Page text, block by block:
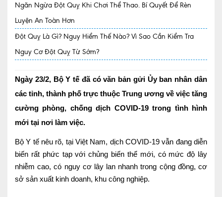
TRANG CHỦ Hồ sơ năng lực phòng khám
TIN TỨC
Tin sự kiện
Báo chí nói về chúng tôi
DỊCH VỤ
Các chuyên khoa tại Phòng khám
Ngăn Ngừa Đột Quỵ Khi Chơi Thể Thao. Bí Quyết Để Rèn
Luyện An Toàn Hơn
Đột Quỵ Là Gì? Nguy Hiểm Thế Nào? Vì Sao Cần Kiểm Tra
Nguy Cơ Đột Quỵ Từ Sớm?
Ngày 23/2, Bộ Y tế đã có văn bản gửi Ủy ban nhân dân
các tỉnh, thành phố trực thuộc Trung ương về việc tăng
cường phòng, chống dịch COVID-19 trong tình hình
mới tại nơi làm việc.
Bộ Y tế nêu rõ, tại Việt Nam, dịch COVID-19 vẫn đang diễn
biến rất phức tạp với chủng biến thể mới, có mức độ lây
nhiễm cao, có nguy cơ lây lan nhanh trong cộng đồng, cơ
sở sản xuất kinh doanh, khu công nghiệp.